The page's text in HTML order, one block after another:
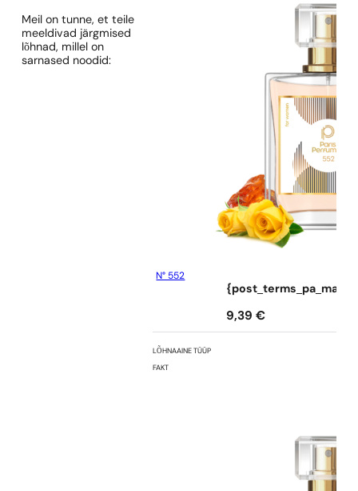
Meil on tunne, et teile
meeldivad järgmised
lõhnad, millel on
sarnased noodid:
N° 552
9,39€
LÕHNAAINE TÜÜP
FAKT